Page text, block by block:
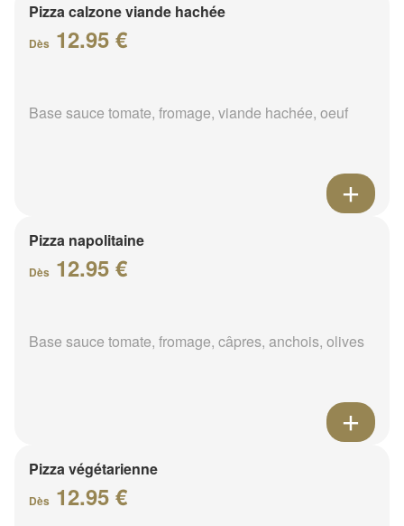
Pizza calzone viande hachée
Dès 12.95 €
Base sauce tomate, fromage, viande hachée, oeuf
Pizza napolitaine
Dès 12.95 €
Base sauce tomate, fromage, câpres, anchois, olives
Pizza végétarienne
Dès 12.95 €